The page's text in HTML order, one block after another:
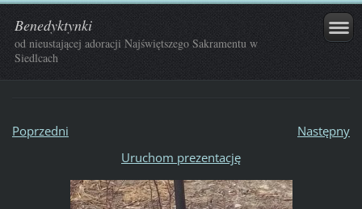
Benedyktynki
od nieustającej adoracji Najświętszego Sakramentu w
Siedlcach
Poprzedni
Następny
Uruchom prezentację